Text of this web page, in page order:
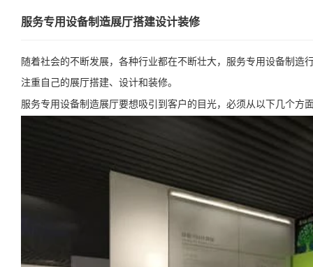
服务专用设备制造展厅搭建设计装修
随着社会的不断发展，各种行业都在不断壮大，服务专用设备制
注重自己的展厅搭建、设计和装修。
服务专用设备制造展厅要想吸引到客户的目光，必须从以下几个方